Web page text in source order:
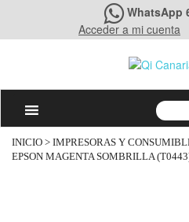
WhatsApp
Acceder a mi cuenta
INICIO > IMPRESORAS Y
EPSON MAGENTA SOMBRILLA